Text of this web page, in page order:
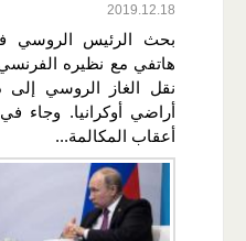
2019.12.18
بحث الرئيس الروسي
هاتفي مع نظيره
نقل الغاز الروسي إلى
أراضي أوكرانيا. وجاء
أعقاب المكالمة...